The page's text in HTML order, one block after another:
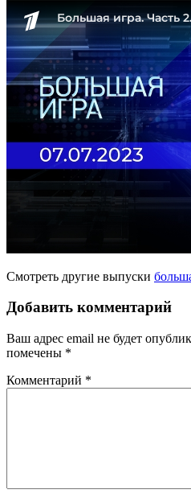
Смотреть другие выпуски
Добавить комментарий
Ваш адрес email не будет
помечены *
Комментарий *